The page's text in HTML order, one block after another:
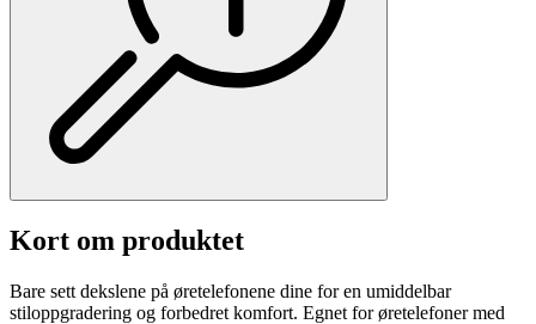
Kort om produktet
Bare sett dekslene på øretelefonene dine for en umiddelbar
stiloppgradering og forbedret komfort. Egnet for øretelefoner med